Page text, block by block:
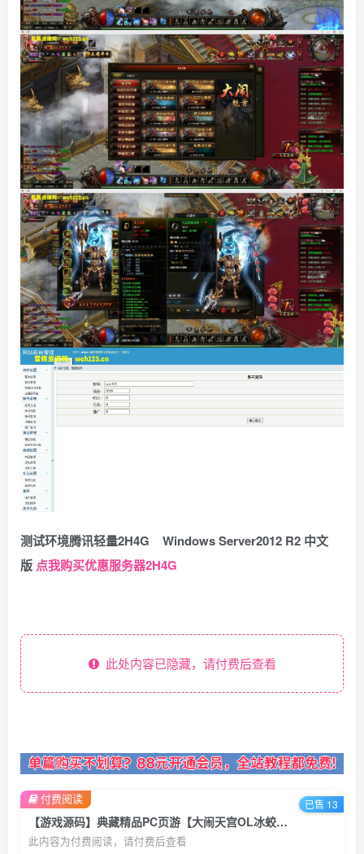
测试环境腾讯轻量2H4G Windows Server2012 R2 中文
版 点我购买优惠服务器2H4G
此处内容已隐藏，请付费后查看
【游戏源码】典藏精品PC页游【大闹天宫OL冰蛟端】+管理后台+Win一键自动修改服务端+详细搭建教程+外网教程
此内容为付费阅读，请付费后查看
付费阅读 已售 13